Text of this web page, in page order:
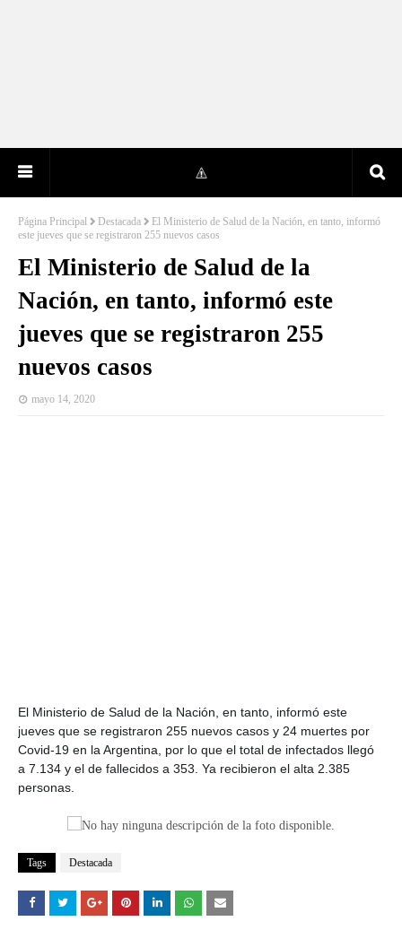
Página Principal Destacada
El Ministerio de Salud de la Nación, en tanto, informó
este jueves que se registraron 255 nuevos casos
El Ministerio de Salud de la
Nación, en tanto, informó este
jueves que se registraron 255
nuevos casos
mayo 14, 2020
El Ministerio de Salud de la Nación, en tanto, informó este
jueves que se registraron 255 nuevos casos y 24 muertes por
Covid-19 en la Argentina, por lo que el total de infectados llegó
a 7.134 y el de fallecidos a 353. Ya recibieron el alta 2.385
personas.
Tags Destacada